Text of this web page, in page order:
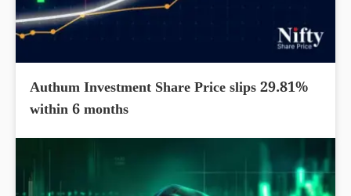
Authum Investment Share Price slips 29.81%
within 6 months